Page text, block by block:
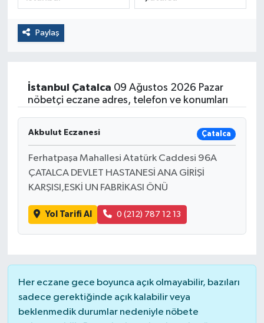
Paylaş
İstanbul Çatalca 09 Ağustos 2026 Pazar
nöbetçi eczane adres, telefon ve konumları
Akbulut Eczanesi Çatalca
Ferhatpaşa Mahallesi Atatürk Caddesi 96A
ÇATALCA DEVLET HASTANESİ ANA GİRİŞİ
KARŞISI,ESKİ UN FABRİKASI ÖNÜ
Yol Tarifi Al 0 (212) 787 12 13
Her eczane gece boyunca açık olmayabilir, bazıları
sadece gerektiğinde açık kalabilir veya
beklenmedik durumlar nedeniyle nöbete
Kadın